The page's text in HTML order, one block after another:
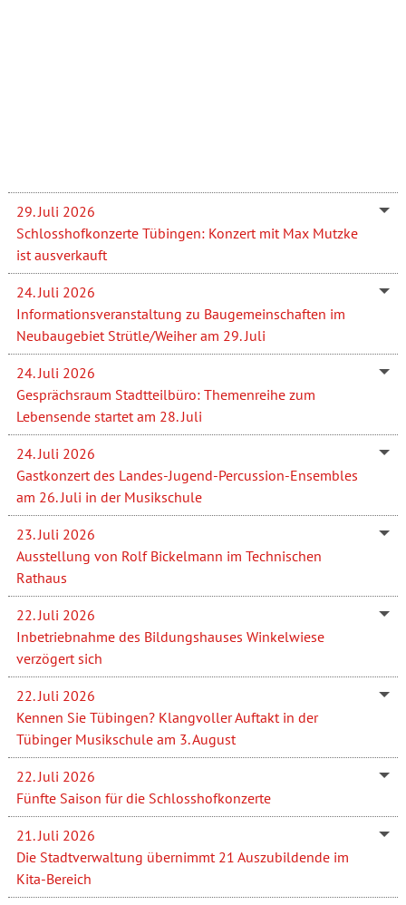
29. Juli 2026
Schlosshofkonzerte Tübingen: Konzert mit Max Mutzke
ist ausverkauft
24. Juli 2026
Informationsveranstaltung zu Baugemeinschaften im
Neubaugebiet Strütle/Weiher am 29. Juli
24. Juli 2026
Gesprächsraum Stadtteilbüro: Themenreihe zum
Lebensende startet am 28. Juli
24. Juli 2026
Gastkonzert des Landes-Jugend-Percussion-Ensembles
am 26. Juli in der Musikschule
23. Juli 2026
Ausstellung von Rolf Bickelmann im Technischen
Rathaus
22. Juli 2026
Inbetriebnahme des Bildungshauses Winkelwiese
verzögert sich
22. Juli 2026
Kennen Sie Tübingen? Klangvoller Auftakt in der
Tübinger Musikschule am 3. August
22. Juli 2026
Fünfte Saison für die Schlosshofkonzerte
21. Juli 2026
Die Stadtverwaltung übernimmt 21 Auszubildende im
Kita-Bereich